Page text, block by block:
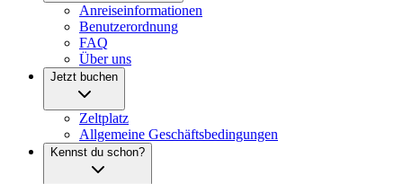
Anreiseinformationen
Benutzerordnung
FAQ
Über uns
Jetzt buchen
Zeltplatz
Allgemeine Geschäftsbedingungen
Kennst du schon?